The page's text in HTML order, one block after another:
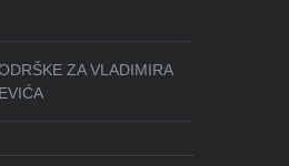
ZA VLADIMIRA